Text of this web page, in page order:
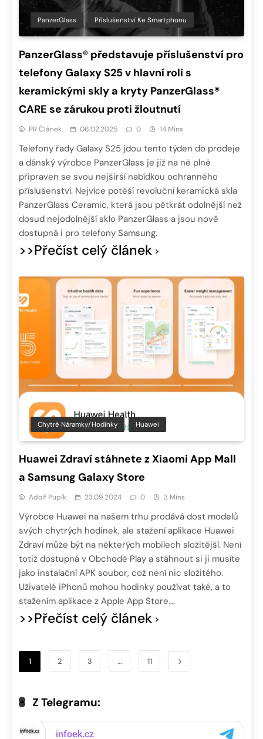
PanzerGlass Příslušenství Ke Smartphonu
PanzerGlass® představuje příslušenství pro
telefony Galaxy S25 v hlavní roli s
keramickými skly a kryty PanzerGlass®
CARE se zárukou proti žloutnutí
PR Článek 06.02.2025 0 14 Mins
Telefony řady Galaxy S25 jdou tento týden do prodeje
a dánský výrobce PanzerGlass je již na ně plně
připraven se svou nejširší nabídkou ochranného
příslušenství. Nejvíce potěší revoluční keramická skla
PanzerGlass Ceramic, která jsou pětkrát odolnější než
dosud nejodolnější sklo PanzerGlass a jsou nově
dostupná i pro telefony Samsung.
>>Přečíst celý článek
Chytré Náramky/hodinky Huawei
Huawei Zdraví stáhnete z Xiaomi App Mall
a Samsung Galaxy Store
Adolf Pupík 23.09.2024 0 3 Mins
Výrobce Huawei na našem trhu prodává dost modelů
svých chytrých hodinek, ale stažení aplikace Huawei
Zdraví může být na některých mobilech složitější. Není
totiž dostupná v Obchodě Play a stáhnout si ji musíte
jako instalační APK soubor, což není nic složitého.
Uživatelé iPhonů mohou hodinky používat také, a to
stažením aplikace z Apple App Store….
>>Přečíst celý článek
1 2 3 … 11
Z Telegramu: